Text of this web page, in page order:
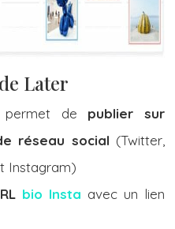
Later
de publier sur
réseau social (Twitter,
Instagram)
bio Insta avec un lien